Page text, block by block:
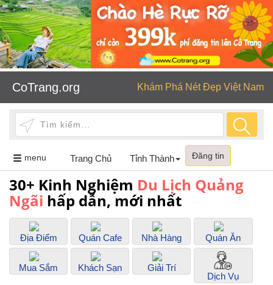
CoTrang.org Khám Phá Nét Đẹp Việt Nam
menu Toggle
navigation
Trang Chủ Tỉnh Thành Đăng tin
30+ Kinh Nghiệm Du Lịch Quảng
Ngãi hấp dẫn, mới nhất
Địa Điểm Quán Cafe Nhà Hàng Quán Ăn
Mua Sắm Khách Sạn
Giải Trí
Dịch Vụ